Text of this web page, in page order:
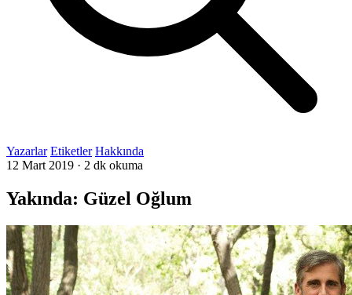
Yazarlar Etiketler Hakkında
12 Mart 2019 · 2 dk okuma
Yakında: Güzel Oğlum